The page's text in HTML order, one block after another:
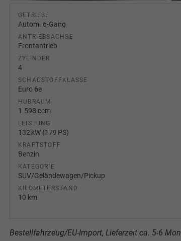
GETRIEBE
Autom. 6-Gang
ANTRIEBSACHSE
Frontantrieb
ZYLINDER
4
SCHADSTOFFKLASSE
Euro 6e
HUBRAUM
1.598 ccm
LEISTUNG
132 kW (179 PS)
KRAFTSTOFF
Benzin
KATEGORIE
SUV/Geländewagen/Pickup
KILOMETERSTAND
10 km
Bestellfahrzeug/EU-Import, Lieferzeit ca. 5-6